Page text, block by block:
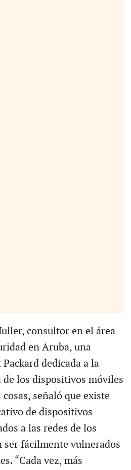
consultor en el área
en Aruba, una
dedicada a la
de los dispositivos móviles
señaló que existe
de dispositivos
a las redes de los
ser fácilmente vulnerados
“Cada vez, más